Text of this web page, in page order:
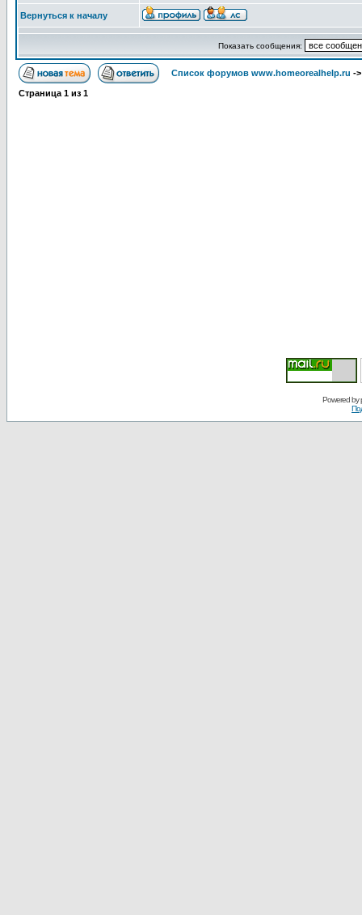
Вернуться к началу
Показать сообщения:
Список форумов www.homeorealhelp.ru -
Страница 1 из 1
Powered by